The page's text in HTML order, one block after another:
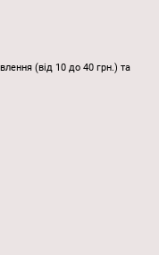
(від 10 до 40 грн.) та